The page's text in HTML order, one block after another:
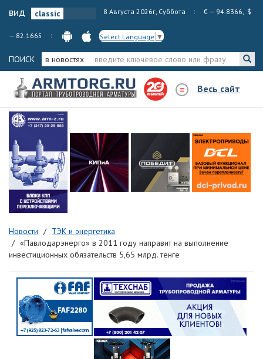
вид 8 Августа 2026г, Суббота € — 94.8366, $
— 82.1665 Select Language ▼
ПОИСК в новостях
Весь сайт
Новости
ТЭК и энергетика
«Павлодарэнерго» в 2011 году направит на выполнение
инвестиционных обязательств 5,65 млрд. тенге